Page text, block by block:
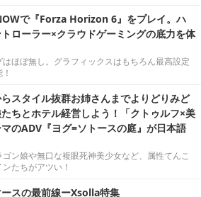
で『Forza Horizon 6』をプレイ。ハ
ローラー×クラウドゲーミングの底力を体
ほぼ無し。グラフィックスはもちろん最高設定
スタイル抜群お姉さんまでよりどりみど
ちとホテル経営しよう！「クトゥルフ×美
のADV『ヨグ=ソトースの庭』が日本語
ン娘や無口な複眼死神美少女など、属性てんこ
たちがアツい！
スの最前線ーXsolla特集